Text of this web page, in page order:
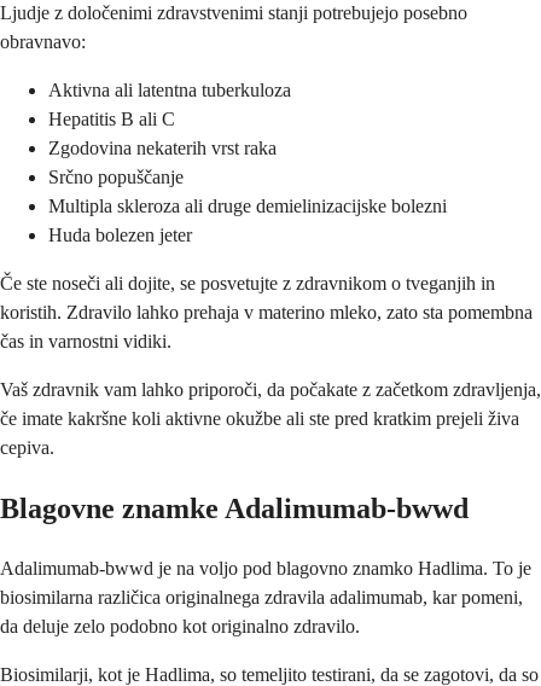
Ljudje z določenimi zdravstvenimi stanji potrebujejo posebno
obravnavo:
Aktivna ali latentna tuberkuloza
Hepatitis B ali C
Zgodovina nekaterih vrst raka
Srčno popuščanje
Multipla skleroza ali druge demielinizacijske bolezni
Huda bolezen jeter
Če ste noseči ali dojite, se posvetujte z zdravnikom o tveganjih in
koristih. Zdravilo lahko prehaja v materino mleko, zato sta pomembna
čas in varnostni vidiki.
Vaš zdravnik vam lahko priporoči, da počakate z začetkom zdravljenja,
če imate kakršne koli aktivne okužbe ali ste pred kratkim prejeli živa
cepiva.
Blagovne znamke Adalimumab-bwwd
Adalimumab-bwwd je na voljo pod blagovno znamko Hadlima. To je
biosimilarna različica originalnega zdravila adalimumab, kar pomeni,
da deluje zelo podobno kot originalno zdravilo.
Biosimilarji, kot je Hadlima, so temeljito testirani, da se zagotovi, da so